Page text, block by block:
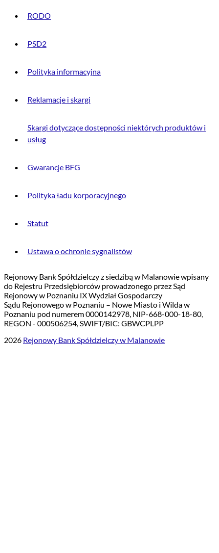
RODO
PSD2
Polityka informacyjna
Reklamacje i skargi
Skargi dotyczące dostępności niektórych produktów i
usług
Gwarancje BFG
Polityka ładu korporacyjnego
Statut
Ustawa o ochronie sygnalistów
Rejonowy Bank Spółdzielczy z siedzibą w Malanowie wpisany
do Rejestru Przedsiębiorców prowadzonego przez Sąd
Rejonowy w Poznaniu IX Wydział Gospodarczy
Sądu Rejonowego w Poznaniu – Nowe Miasto i Wilda w
Poznaniu pod numerem 0000142978, NIP-668-000-18-80,
REGON - 000506254, SWIFT/BIC: GBWCPLPP
2026 Rejonowy Bank Spółdzielczy w Malanowie